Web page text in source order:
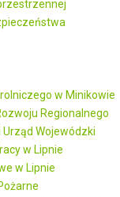
w Minikowie
Regionalnego
Wojewódzki
w Lipnie
w Lipnie